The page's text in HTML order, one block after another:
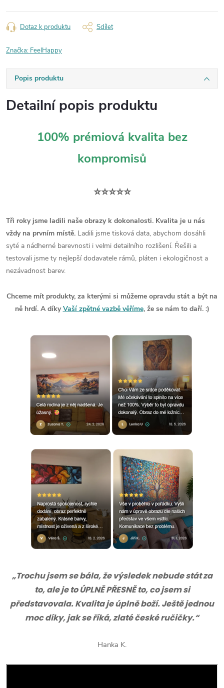
Dotaz k produktu Sdílet
Značka: FeelHappy
Popis produktu
Detailní popis produktu
100% prémiová kvalita bez
kompromisů
⭐⭐⭐⭐⭐
Tři roky jsme ladili naše obrazy k dokonalosti. Kvalita je u nás
vždy na prvním místě. Ladili jsme tisková data, abychom dosáhli
syté a nádherné barevnosti i velmi detailního rozlišení. Řešili a
testovali jsme ty nejlepší dodavatele rámů, pláten i ekologičnost a
nezávadnost barev.
Chceme mít produkty, za kterými si můžeme opravdu stát a být na
ně hrdí. A díkyVaší zpětné vazbě věříme, že se nám to daří. :)
„Trochu jsem se bála, že výsledek nebude stát za
to, ale je to ÚPLNĚ PŘESNĚ to, co jsem si
představovala. Kvalita je úplně boží. Ještě jednou
moc díky, jak se říká, zlaté české ručičky.“
Hanka K.